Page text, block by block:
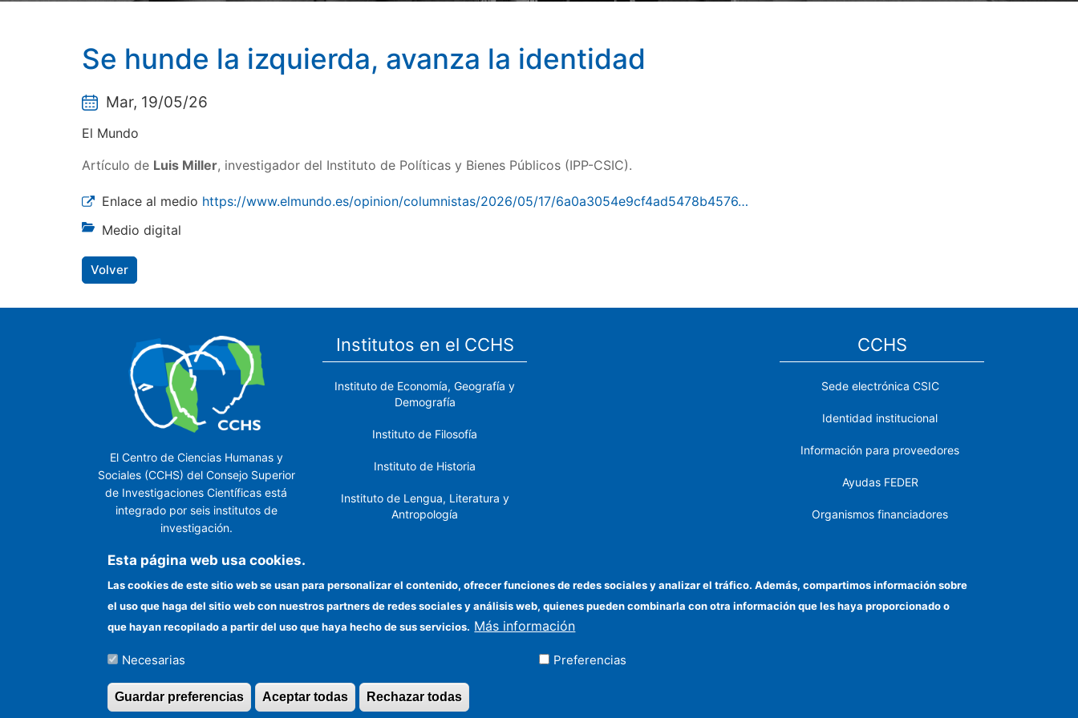
Se hunde la izquierda, avanza la identidad
Mar, 19/05/26
El Mundo
Artículo de Luis Miller, investigador del Instituto de Políticas y Bienes Públicos (IPP-CSIC).
Enlace al medio https://www.elmundo.es/opinion/columnistas/2026/05/17/6a0a3054e9cf4ad5478b4576…
Medio digital
Volver
El Centro de Ciencias Humanas y
Sociales (CCHS) del Consejo Superior
de Investigaciones Científicas está
integrado por seis institutos de
investigación.
Institutos en el CCHS
Instituto de Economía, Geografía y
Demografía
Instituto de Filosofía
Instituto de Historia
Instituto de Lengua, Literatura y
Antropología
Próximo
Instituto de Políticas y Bienes
Públicos
CCHS
Sede electrónica CSIC
Identidad institucional
Información para proveedores
Ayudas FEDER
Organismos financiadores
Cómo llegar
©Copyright 2026 Todos los derechos reservados
Esta página web usa cookies.
Las cookies de este sitio web se usan para personalizar el contenido, ofrecer funciones de redes sociales y analizar el tráfico. Además, compartimos información sobre
el uso que haga del sitio web con nuestros partners de redes sociales y análisis web, quienes pueden combinarla con otra información que les haya proporcionado o
que hayan recopilado a partir del uso que haya hecho de sus servicios. Más información
Necesarias Preferencias
Guardar preferencias Rechazar todas
Aceptar todas